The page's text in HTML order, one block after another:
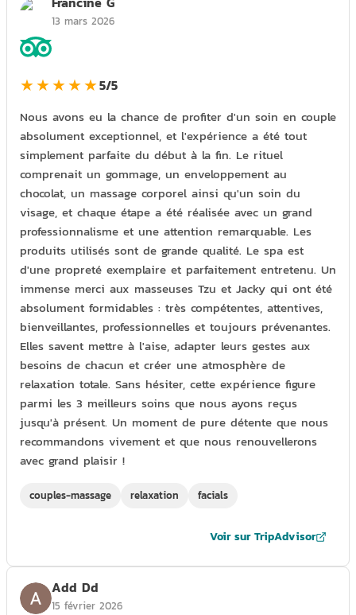
13 mars 2026
★★★★★5/5
Nous avons eu la chance de profiter d'un soin en couple
absolument exceptionnel, et l'expérience a été tout
simplement parfaite du début à la fin. Le rituel
comprenait un gommage, un enveloppement au
chocolat, un massage corporel ainsi qu'un soin du
visage, et chaque étape a été réalisée avec un grand
professionnalisme et une attention remarquable. Les
produits utilisés sont de grande qualité. Le spa est
d'une propreté exemplaire et parfaitement entretenu. Un
immense merci aux masseuses Tzu et Jacky qui ont été
absolument formidables : très compétentes, attentives,
bienveillantes, professionnelles et toujours prévenantes.
Elles savent mettre à l'aise, adapter leurs gestes aux
besoins de chacun et créer une atmosphère de
relaxation totale. Sans hésiter, cette expérience figure
parmi les 3 meilleurs soins que nous ayons reçus
jusqu'à présent. Un moment de pure détente que nous
recommandons vivement et que nous renouvellerons
avec grand plaisir !
couples-massage relaxation facials
Voir sur TripAdvisor
Add Dd
15 février 2026